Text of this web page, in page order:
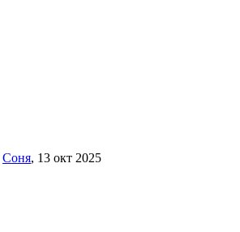
Соня, 13 окт 2025